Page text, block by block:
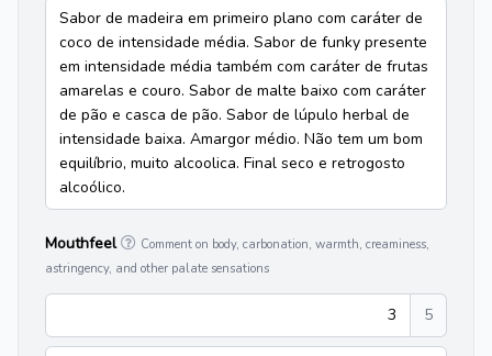
Sabor de madeira em primeiro plano com caráter de
coco de intensidade média. Sabor de funky presente
em intensidade média também com caráter de frutas
amarelas e couro. Sabor de malte baixo com caráter
de pão e casca de pão. Sabor de lúpulo herbal de
intensidade baixa. Amargor médio. Não tem um bom
equilíbrio, muito alcoolica. Final seco e retrogosto
alcoólico.
Mouthfeel
Comment on body, carbonation, warmth, creaminess,
astringency, and other palate sensations
3 5